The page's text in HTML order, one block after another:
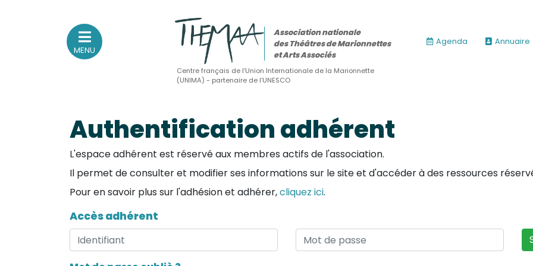
et Arts Associés
Sur le feu
(Actualités, annonces, vie professionnelle)
(Agenda, spectacles, événements des adhérents)
Sur le fond
(Fonctionnement, gouvernance, groupes de travail, partenaires)
MENU
Association nationale
des Théâtres de Marionnettes
et Arts Associés
Centre français de l’Union Internationale de la Marionnette
(UNIMA) - partenaire de l’UNESCO
Agenda Annuaire
Authentification adhérent
L'espace adhérent est réservé aux membres actifs de l'association.
Il permet de consulter et modifier ses informations sur le site et d'accéder à des ressources
Pour en savoir plus sur l'adhésion et adhérer,cliquez ici.
Accès adhérent